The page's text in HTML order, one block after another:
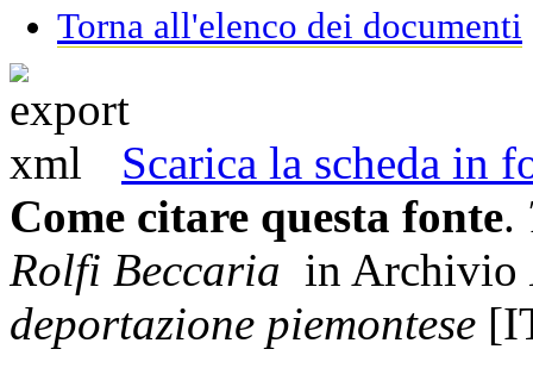
Torna all'elenco dei documenti
Scarica la scheda in
Come citare questa fonte.
Rolfi Beccaria in Archivio
deportazione piemontese